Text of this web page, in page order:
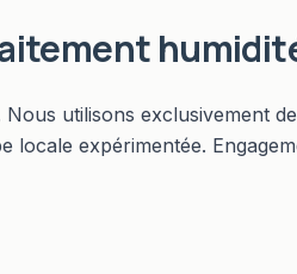
utilisons exclusivement
locale expérimentée.